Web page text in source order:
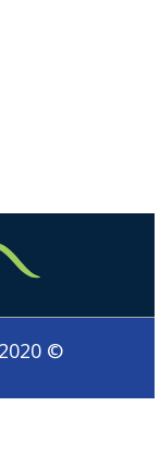
© 2020 כרמליסט